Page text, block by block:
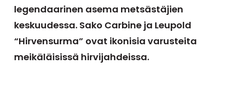
legendaarinen asema metsästäjien
keskuudessa. Sako Carbine ja Leupold
“Hirvensurma” ovat ikonisia varusteita
meikäläisissä hirvijahdeissa.